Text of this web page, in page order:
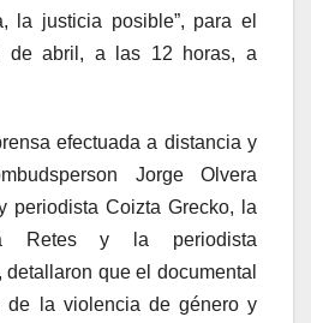
la justicia posible”, para el
de abril, a las 12 horas, a
efectuada a distancia y
Jorge Olvera
periodista Coizta Grecko, la
Retes y la periodista
que el documental
de la violencia de género y